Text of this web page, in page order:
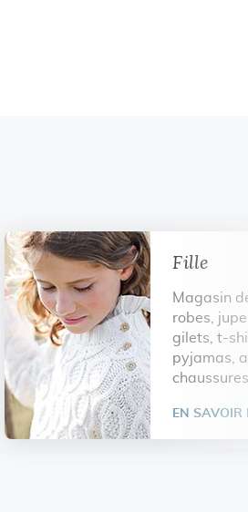
Fille
Magasin
robes,
gilets, t-
pyjamas,
EN SAVOIR